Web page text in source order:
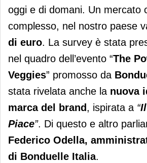
oggi e di domani. Un mercato
complesso, nel nostro paese
di euro. La survey è stata
nel quadro dell’evento “The
Veggies” promosso da
stata rivelata anche la nuova
marca del brand, ispirata a “
Piace”. Di questo e altro
Federico Odella,
di Bonduelle Italia.